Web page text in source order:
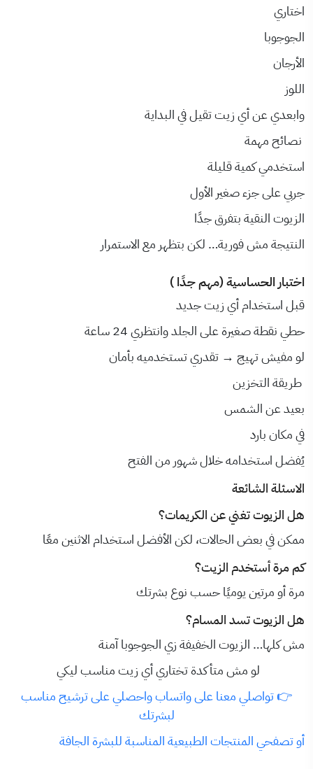
اختاري
الجوجوبا
الأرجان
اللوز
وابعدي عن أي زيت تقيل في البداية
نصائح مهمة
استخدمي كمية قليلة
جربي على جزء صغير الأول
الزيوت النقية بتفرق جدًا
النتيجة مش فورية… لكن بتظهر مع الاستمرار
اختبار الحساسية (مهم جدًا )
قبل استخدام أي زيت جديد
حطي نقطة صغيرة على الجلد وانتظري 24 ساعة
لو مفيش تهيج → تقدري تستخدميه بأمان
طريقة التخزين
بعيد عن الشمس
في مكان بارد
يُفضل استخدامه خلال شهور من الفتح
الاسئلة الشائعة
هل الزيوت تغني عن الكريمات؟
ممكن في بعض الحالات، لكن الأفضل استخدام الاثنين معًا
كم مرة أستخدم الزيت؟
مرة أو مرتين يوميًا حسب نوع بشرتك
هل الزيوت تسد المسام؟
مش كلها… الزيوت الخفيفة زي الجوجوبا آمنة
لو مش متأكدة تختاري أي زيت مناسب ليكي
👉 تواصلي معنا على واتساب واحصلي على ترشيح مناسب
لبشرتك
أو تصفحي المنتجات الطبيعية المناسبة للبشرة الجافة